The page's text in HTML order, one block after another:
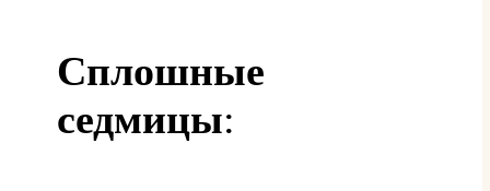
Сплошные
седмицы: